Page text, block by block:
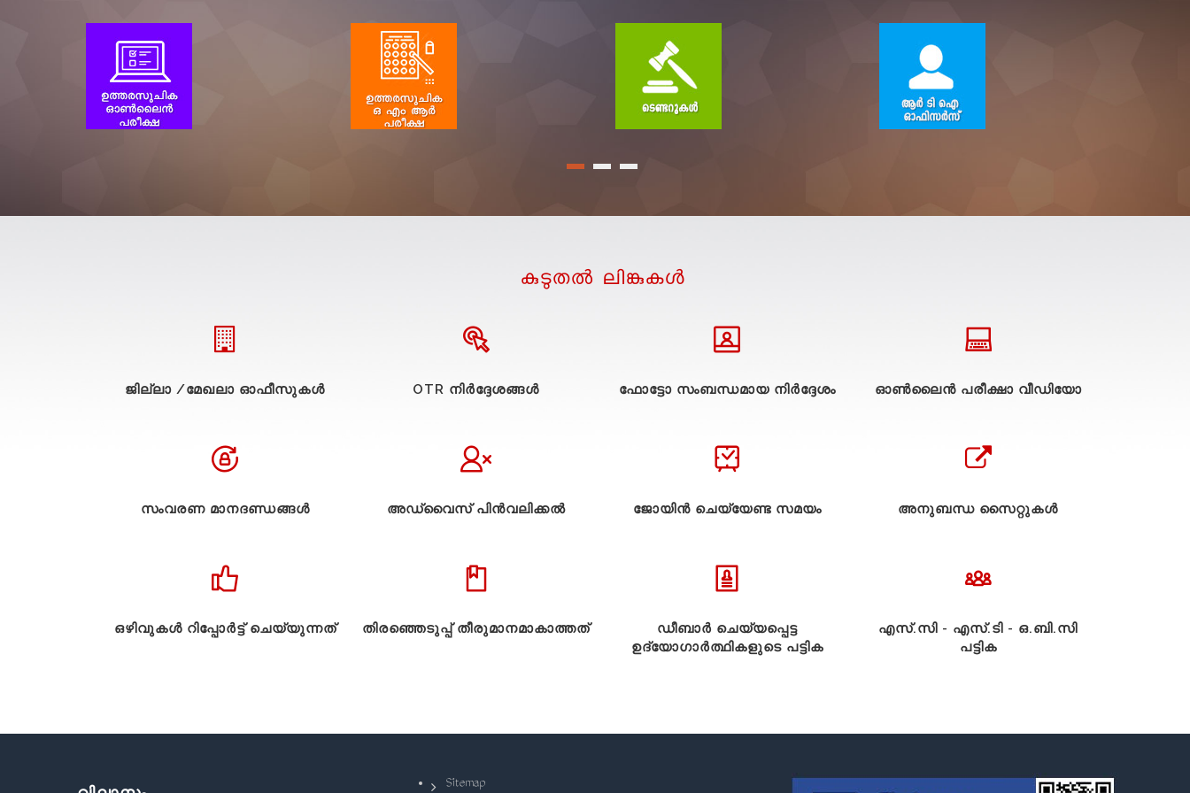
കുടുതല്‍ ലിങ്കുകള്‍
ജില്ലാ /മേഖലാ ഓഫീസുകള്‍ OTR നിർദ്ദേശങ്ങൾ ഫോട്ടോ സംബന്ധമായ നിർദ്ദേശം ഓൺലൈൻ പരീക്ഷാ വീഡിയോ
സംവരണ മാനദണ്ഡങ്ങൾ അഡ്വൈസ് പിൻവലിക്കൽ ജോയിൻ ചെയ്യേണ്ട സമയം അനുബന്ധ സൈറ്റുകള്‍
ഒഴിവുകൾ റിപ്പോർട്ട് ചെയ്യുന്നത് തിരഞ്ഞെടുപ്പ് തീരുമാനമാകാത്തത്
ഡീബാർ ചെയ്യപ്പെട്ട
ഉദ്യോഗാർത്ഥികളുടെ പട്ടിക
എസ്.സി - എസ്.ടി - ഒ.ബി.സി
പട്ടിക
Sitemap